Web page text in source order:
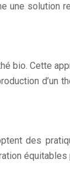
une solution
bio. Cette
d’un
des